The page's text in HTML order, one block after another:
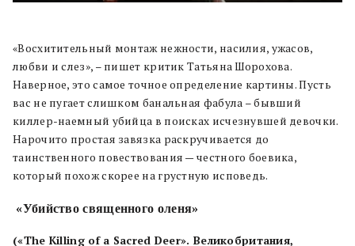
«Восхитительный монтаж нежности, насилия, ужасов,
любви и слез», – пишет критик Татьяна Шорохова.
Наверное, это самое точное определение картины. Пусть
вас не пугает слишком банальная фабула – бывший
киллер-наемный убийца в поисках исчезнувшей девочки.
Нарочито простая завязка раскручивается до
таинственного повествования — честного боевика,
который похож скорее на грустную исповедь.
«Убийство священного оленя»
(«The Killing of a Sacred Deer». Великобритания,